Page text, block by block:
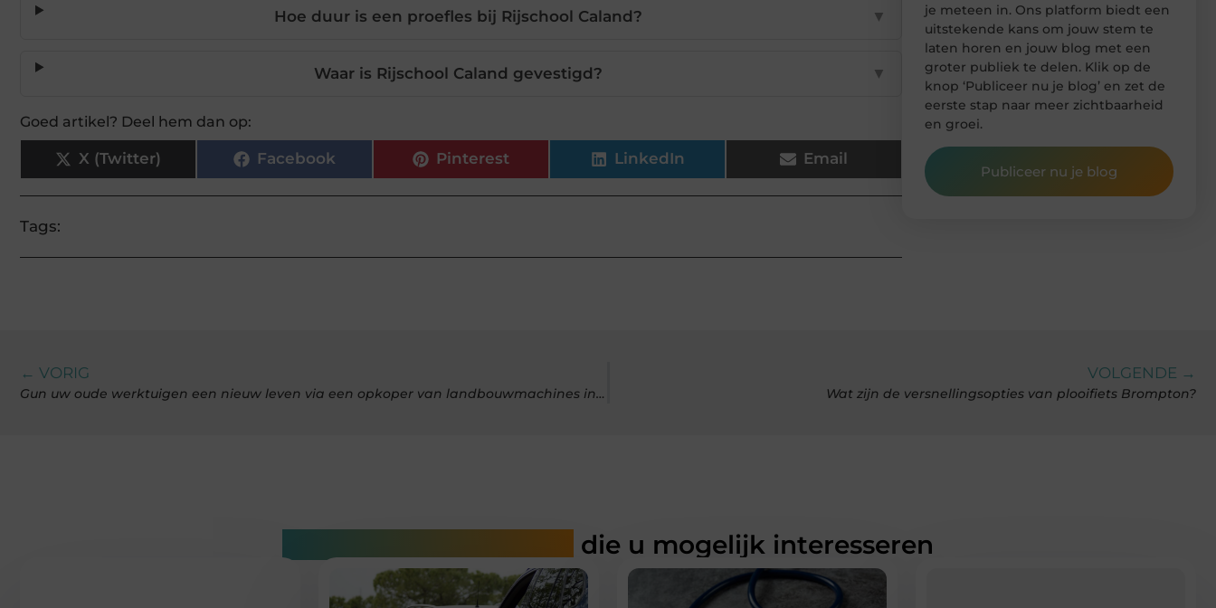
Hoe duur is een proefles bij Rijschool Caland? ▼
Waar is Rijschool Caland gevestigd? ▼
Goed artikel? Deel hem dan op:
X (Twitter) Facebook Pinterest LinkedIn Email
Tags:
je meteen in. Ons platform biedt een
uitstekende kans om jouw stem te
laten horen en jouw blog met een
groter publiek te delen. Klik op de
knop ‘Publiceer nu je blog’ en zet de
eerste stap naar meer zichtbaarheid
en groei.
Publiceer nu je blog
← VORIG
Gun uw oude werktuigen een nieuw leven via een opkoper van landbouwmachines in Noord-Brabant
VOLGENDE →
Wat zijn de versnellingsopties van plooifiets Brompton?
die u mogelijk interesseren